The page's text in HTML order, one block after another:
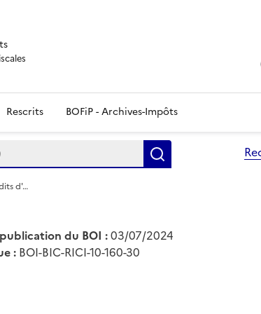
Rescrits BOFiP - Archives-Impôts
d'…
du BOI :03/07/2024
: BOI-BIC-RICI-10-160-30